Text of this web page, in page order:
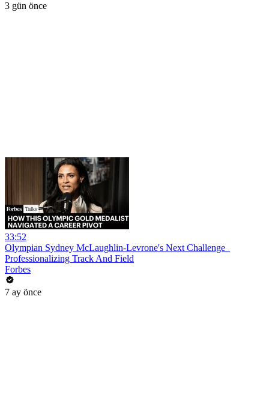
3 gün önce
33:52
Olympian Sydney McLaughlin-Levrone's Next Challenge_
Professionalizing Track And Field
Forbes
7 ay önce